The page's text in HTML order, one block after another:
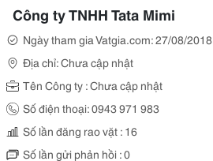
Công ty TNHH Tata Mimi
Ngày tham gia Vatgia.com: 27/08/2018
Địa chỉ: Chưa cập nhật
Tên Công ty : Chưa cập nhật
Số điện thoại: 0943 971 983
Số lần đăng rao vặt : 16
Số lần gửi phản hồi : 0